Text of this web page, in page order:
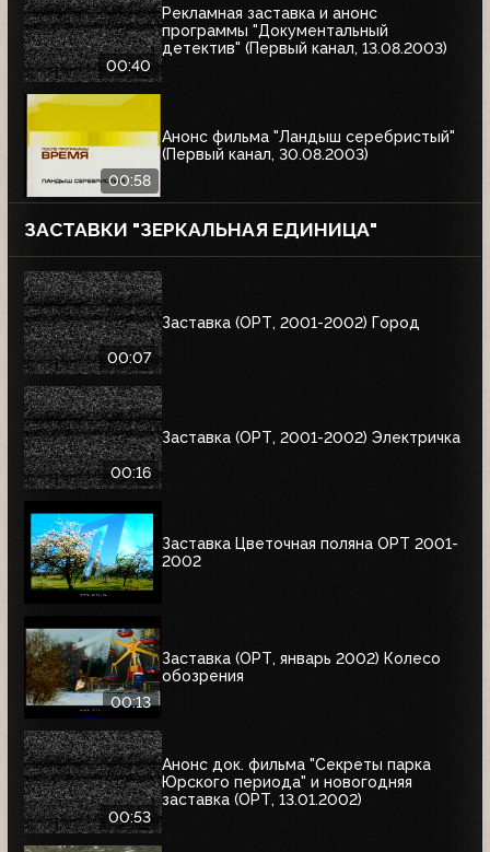
00:40
Рекламная заставка и анонс
программы "Документальный
детектив" (Первый канал, 13.08.2003)
00:58
Анонс фильма "Ландыш серебристый"
(Первый канал, 30.08.2003)
ЗАСТАВКИ "ЗЕРКАЛЬНАЯ ЕДИНИЦА"
00:07
Заставка (ОРТ, 2001-2002) Город
00:16
Заставка (ОРТ, 2001-2002) Электричка
Заставка Цветочная поляна ОРТ 2001-
2002
00:13
Заставка (ОРТ, январь 2002) Колесо
обозрения
00:53
Анонс док. фильма "Секреты парка
Юрского периода" и новогодняя
заставка (ОРТ, 13.01.2002)